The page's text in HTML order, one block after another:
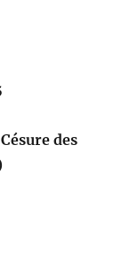
des